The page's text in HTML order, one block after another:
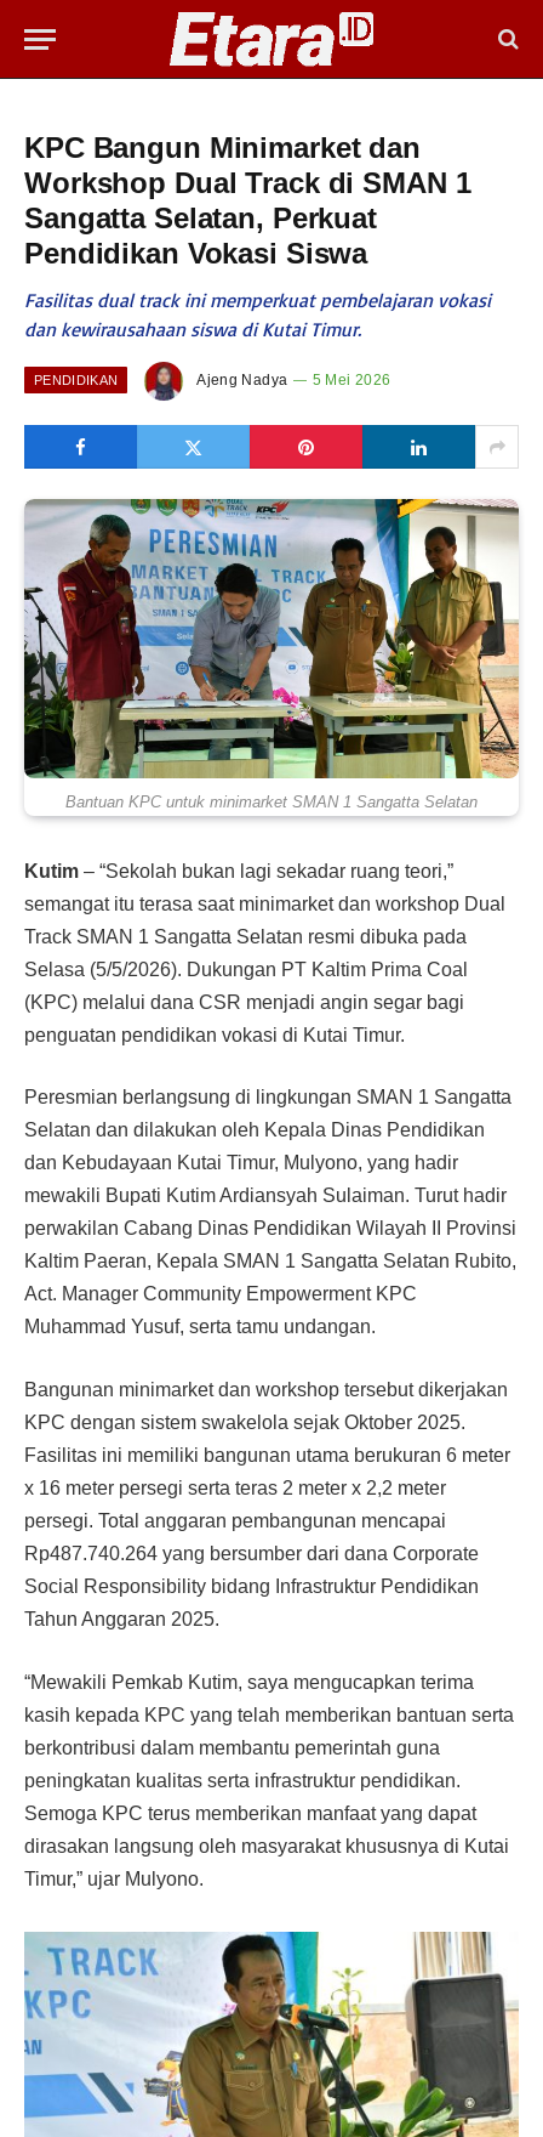
KPC Bangun Minimarket dan
Workshop Dual Track di SMAN 1
Sangatta Selatan, Perkuat
Pendidikan Vokasi Siswa
Fasilitas dual track ini memperkuat pembelajaran vokasi
dan kewirausahaan siswa di Kutai Timur.
PENDIDIKAN Ajeng Nadya 5 Mei 2026
Bantuan KPC untuk minimarket SMAN 1 Sangatta Selatan
Kutim – “Sekolah bukan lagi sekadar ruang teori,”
semangat itu terasa saat minimarket dan workshop Dual
Track SMAN 1 Sangatta Selatan resmi dibuka pada
Selasa (5/5/2026). Dukungan PT Kaltim Prima Coal
(KPC) melalui dana CSR menjadi angin segar bagi
penguatan pendidikan vokasi di Kutai Timur.
Peresmian berlangsung di lingkungan SMAN 1 Sangatta
Selatan dan dilakukan oleh Kepala Dinas Pendidikan
dan Kebudayaan Kutai Timur, Mulyono, yang hadir
mewakili Bupati Kutim Ardiansyah Sulaiman. Turut hadir
perwakilan Cabang Dinas Pendidikan Wilayah II Provinsi
Kaltim Paeran, Kepala SMAN 1 Sangatta Selatan Rubito,
Act. Manager Community Empowerment KPC
Muhammad Yusuf, serta tamu undangan.
Bangunan minimarket dan workshop tersebut dikerjakan
KPC dengan sistem swakelola sejak Oktober 2025.
Fasilitas ini memiliki bangunan utama berukuran 6 meter
x 16 meter persegi serta teras 2 meter x 2,2 meter
persegi. Total anggaran pembangunan mencapai
Rp487.740.264 yang bersumber dari dana Corporate
Social Responsibility bidang Infrastruktur Pendidikan
Tahun Anggaran 2025.
“Mewakili Pemkab Kutim, saya mengucapkan terima
kasih kepada KPC yang telah memberikan bantuan serta
berkontribusi dalam membantu pemerintah guna
peningkatan kualitas serta infrastruktur pendidikan.
Semoga KPC terus memberikan manfaat yang dapat
dirasakan langsung oleh masyarakat khususnya di Kutai
Timur,” ujar Mulyono.